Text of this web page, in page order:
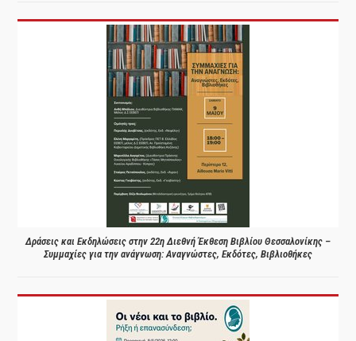
Δράσεις και Εκδηλώσεις στην 22η Διεθνή Έκθεση Βιβλίου Θεσσαλονίκης –
Συμμαχίες για την ανάγνωση: Αναγνώστες, Εκδότες, Βιβλιοθήκες